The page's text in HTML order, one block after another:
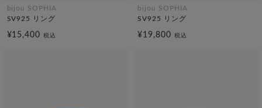
bijou SOPHIA
SV925 リング
¥15,400税込
bijou SOPHIA
SV925 リング
¥19,800 税込